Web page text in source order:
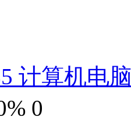
计算机电
0